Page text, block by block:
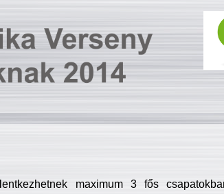
maximum 3 fős